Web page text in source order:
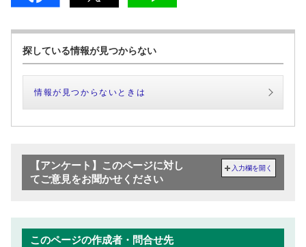
探している情報が見つからない
情報が見つからないときは
【アンケート】このページに対し
てご意見をお聞かせください
入力欄を開く
このページの作成者・問合せ先